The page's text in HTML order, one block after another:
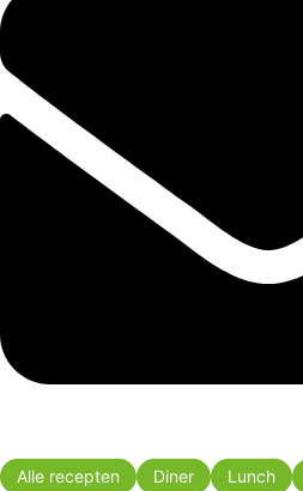
Alle recepten Diner Lunch